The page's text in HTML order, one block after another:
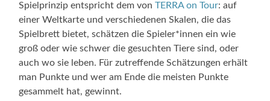
Spielprinzip entspricht dem vonTERRA on Tour: auf
einer Weltkarte und verschiedenen Skalen, die das
Spielbrett bietet, schätzen die Spieler*innen ein wie
groß oder wie schwer die gesuchten Tiere sind, oder
auch wo sie leben. Für zutreffende Schätzungen erhält
man Punkte und wer am Ende die meisten Punkte
gesammelt hat, gewinnt.